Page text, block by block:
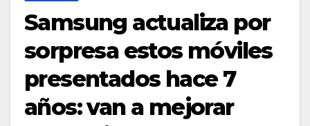
Samsung actualiza por
sorpresa estos móviles
presentados hace 7
años: van a mejorar